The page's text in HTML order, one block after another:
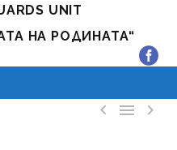
UNIT
НА РОДИНАТА“
  